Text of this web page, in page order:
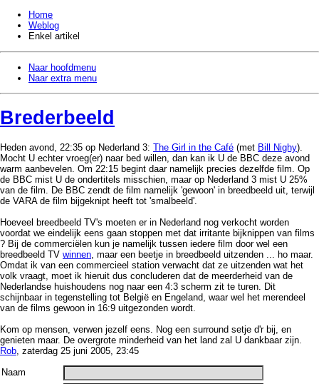
Home
Weblog
Enkel artikel
Naar hoofdmenu
Naar extra menu
Brederbeeld
Heden avond, 22:35 op Nederland 3: The Girl in the Café (met Bill Nighy).
Mocht U echter vroeg(er) naar bed willen, dan kan ik U de BBC deze avond
warm aanbevelen. Om 22:15 begint daar namelijk precies dezelfde film. Op
de BBC mist U de ondertitels misschien, maar op Nederland 3 mist U 25%
van de film. De BBC zendt de film namelijk 'gewoon' in breedbeeld uit, terwijl
de VARA de film bijgeknipt heeft tot 'smalbeeld'.
Hoeveel breedbeeld TV's moeten er in Nederland nog verkocht worden
voordat we eindelijk eens gaan stoppen met dat irritante bijknippen van films
? Bij de commerciëlen kun je namelijk tussen iedere film door wel een
breedbeeld TV winnen, maar een beetje in breedbeeld uitzenden ... ho maar.
Omdat ik van een commercieel station verwacht dat ze uitzenden wat het
volk vraagt, moet ik hieruit dus concluderen dat de meerderheid van de
Nederlandse huishoudens nog naar een 4:3 scherm zit te turen. Dit
schijnbaar in tegenstelling tot België en Engeland, waar wel het merendeel
van de films gewoon in 16:9 uitgezonden wordt.
Kom op mensen, verwen jezelf eens. Nog een surround setje d'r bij, en
genieten maar. De overgrote minderheid van het land zal U dankbaar zijn.
Rob, zaterdag 25 juni 2005, 23:45
Naam